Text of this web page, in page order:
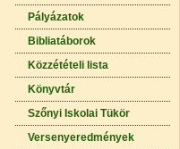
Pályázatok
Bibliatáborok
Közzétételi lista
Könyvtár
Szőnyi Iskolai Tükör
Versenyeredmények